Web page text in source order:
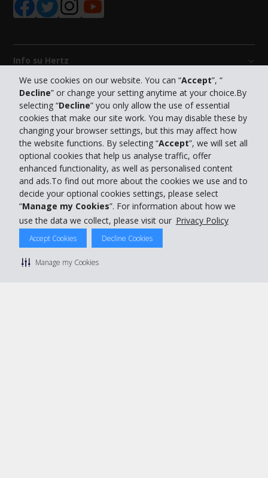
We use cookies on our website. You can “Accept”, “
Decline” or change your setting anytime at your choice.By
selecting “Decline” you only allow the use of essential
cookies that make our site work. You may disable these by
changing your browser settings, but this may affect how
the website functions. By selecting “Accept”, we will set all
optional cookies that help us analyse traffic, offer
enhanced functionality, as well as personalised content
and ads.To find out more about the cookies we use and to
decide your optional cookies settings, please select
“Manage my Cookies”. For information about how we
use the data we collect, please visit our Privacy Policy
Accept Cookies Decline Cookies
Manage my Cookies
Info su Hertz
Business
Customer Service
Prenota con Hertz
© 2026 The Hertz System, Inc.
Privacy Policy | Condizioni di Utilizzo |
noleggio | Mappa sito Hertz
Manage cookie preferences